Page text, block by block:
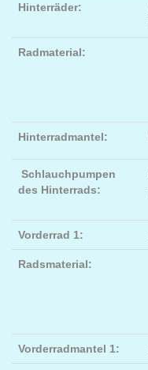
Hinterräder:
Radmaterial:
Hinterradmantel:
Schlauchpumpen
des Hinterrads:
Vorderrad 1:
Radsmaterial:
Vorderradmantel 1: